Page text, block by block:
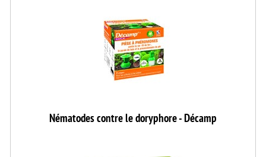
Nématodes contre le doryphore - Décamp